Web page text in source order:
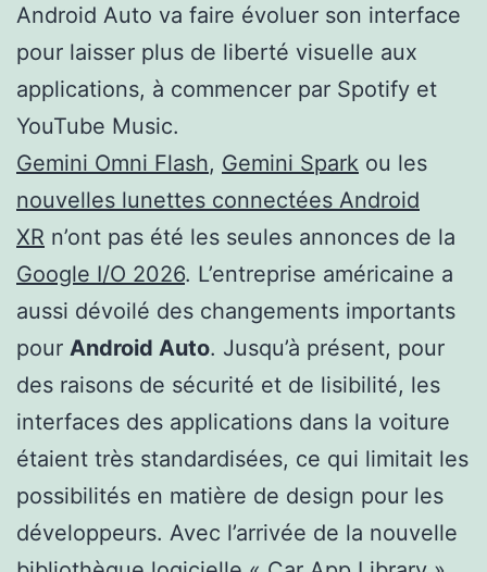
Android Auto va faire évoluer son interface
pour laisser plus de liberté visuelle aux
applications, à commencer par Spotify et
YouTube Music.
Gemini Omni Flash, Gemini Spark ou les
nouvelles lunettes connectées Android
XR n’ont pas été les seules annonces de la
Google I/O 2026. L’entreprise américaine a
aussi dévoilé des changements importants
pour Android Auto. Jusqu’à présent, pour
des raisons de sécurité et de lisibilité, les
interfaces des applications dans la voiture
étaient très standardisées, ce qui limitait les
possibilités en matière de design pour les
développeurs. Avec l’arrivée de la nouvelle